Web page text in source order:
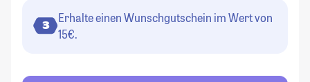
3
Erhalte einen Wunschgutschein im Wert von
15€.